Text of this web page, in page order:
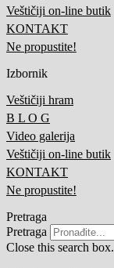
Veštičiji on-line butik
KONTAKT
Ne propustite!
Izbornik
Veštičiji hram
B L O G
Video galerija
Veštičiji on-line butik
KONTAKT
Ne propustite!
Pretraga
Pretraga
Close this search box.